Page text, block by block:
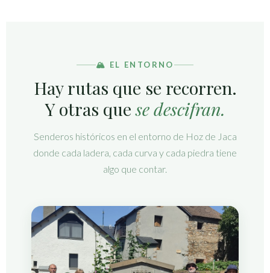
🏔 EL ENTORNO
Hay rutas que se recorren.
Y otras quese descifran.
Senderos históricos en el entorno de Hoz de Jaca
donde cada ladera, cada curva y cada piedra tiene
algo que contar.